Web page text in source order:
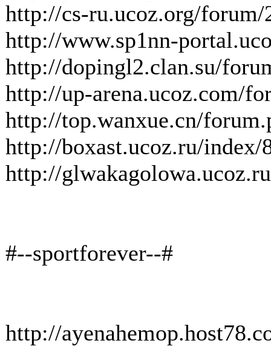
http://cs-ru.ucoz.org/forum/
http://www.sp1nn-
http://dopingl2.clan.su/
http://up-arena.ucoz.com/
http://top.wanxue.cn/
http://boxast.ucoz.ru/index/
http://
#--sportforever--#
http://